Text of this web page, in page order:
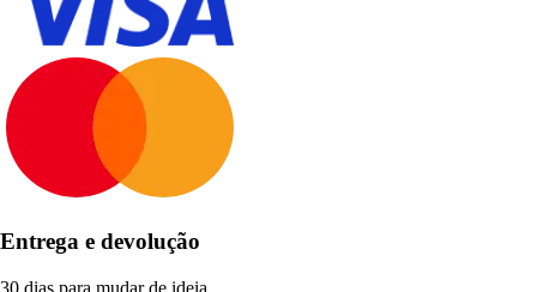
Entrega e devolução
30 dias para mudar de ideia